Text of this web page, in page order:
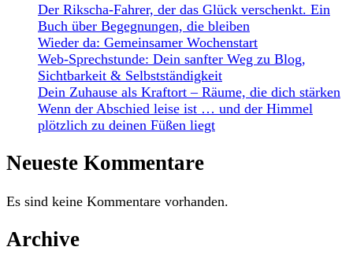
Der Rikscha-Fahrer, der das Glück verschenkt. Ein
Buch über Begegnungen, die bleiben
Wieder da: Gemeinsamer Wochenstart
Web-Sprechstunde: Dein sanfter Weg zu Blog,
Sichtbarkeit & Selbstständigkeit
Dein Zuhause als Kraftort – Räume, die dich stärken
Wenn der Abschied leise ist … und der Himmel
plötzlich zu deinen Füßen liegt
Neueste Kommentare
Es sind keine Kommentare vorhanden.
Archive